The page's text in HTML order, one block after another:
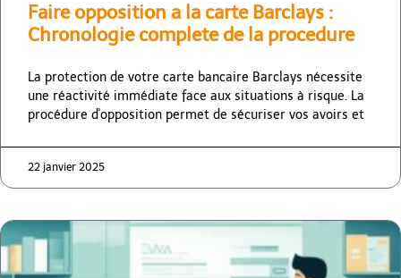
Faire opposition a la carte Barclays :
Chronologie complete de la procedure
La protection de votre carte bancaire Barclays nécessite
une réactivité immédiate face aux situations à risque. La
procédure d'opposition permet de sécuriser vos avoirs et
22 janvier 2025